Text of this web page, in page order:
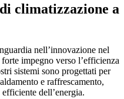
climatizzazione a
nell’innovazione nel
impegno verso l’efficienza
sistemi sono progettati per
e raffrescamento,
dell’energia.